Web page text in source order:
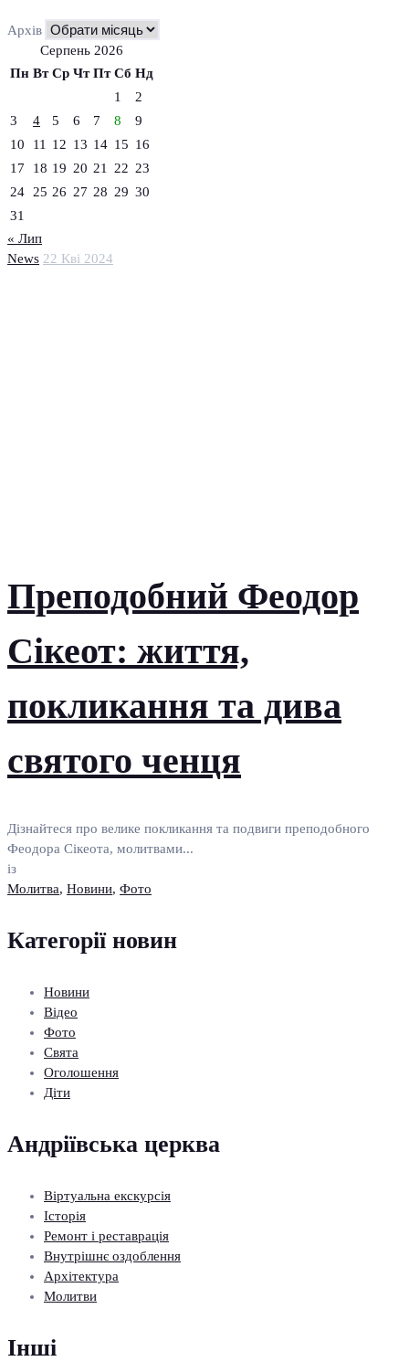
News 22 Кві 2024
Преподобний Феодор
Сікеот: життя,
покликання та дива
святого ченця
Дізнайтеся про велике покликання та подвиги преподобного
Феодора Сікеота, молитвами...
із
Молитва, Новини, Фото
Архів
Серпень 2026
Пн Вт Ср Чт Пт Сб Нд
1
2
3
4 5 6 7 8
9
10
11 12 13 14 15 16
17
18 19 20 21 22 23
24
25 26 27 28 29 30
31
« Лип
Категорії новин
Новини
Відео
Фото
Свята
Оголошення
Діти
Андріївська церква
Віртуальна екскурсія
Історія
Ремонт і реставрація
Внутрішнє оздоблення
Архітектура
Молитви
Інші